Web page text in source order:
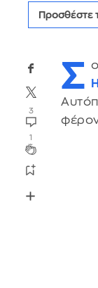
Προσθέστε
3
1
Σ